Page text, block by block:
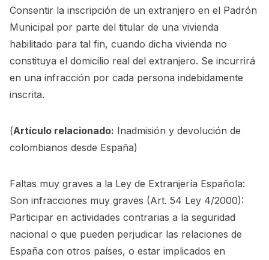
Consentir la inscripción de un extranjero en el Padrón
Municipal por parte del titular de una vivienda
habilitado para tal fin, cuando dicha vivienda no
constituya el domicilio real del extranjero. Se incurrirá
en una infracción por cada persona indebidamente
inscrita.
(Artículo relacionado: Inadmisión y devolución de
colombianos desde España)
Faltas muy graves a la Ley de Extranjería Española:
Son infracciones muy graves (Art. 54 Ley 4/2000):
Participar en actividades contrarias a la seguridad
nacional o que pueden perjudicar las relaciones de
España con otros países, o estar implicados en